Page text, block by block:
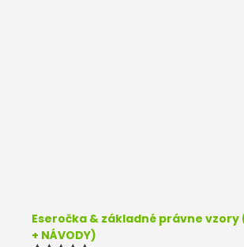
Eseročka & základné právne vzory
+ NÁVODY)